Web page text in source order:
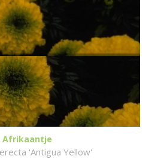
Afrikaantje
'Antigua Yellow'